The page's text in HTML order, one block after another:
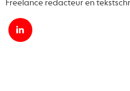
Freelance redacteur en